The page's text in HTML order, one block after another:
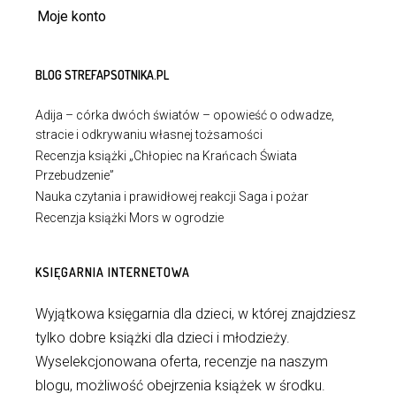
Moje konto
BLOG STREFAPSOTNIKA.PL
Adija – córka dwóch światów – opowieść o odwadze,
stracie i odkrywaniu własnej tożsamości
Recenzja książki „Chłopiec na Krańcach Świata
Przebudzenie”
Nauka czytania i prawidłowej reakcji Saga i pożar
Recenzja książki Mors w ogrodzie
KSIĘGARNIA INTERNETOWA
Wyjątkowa księgarnia dla dzieci, w której znajdziesz
tylko dobre książki dla dzieci i młodzieży.
Wyselekcjonowana oferta, recenzje na naszym
blogu, możliwość obejrzenia książek w środku.